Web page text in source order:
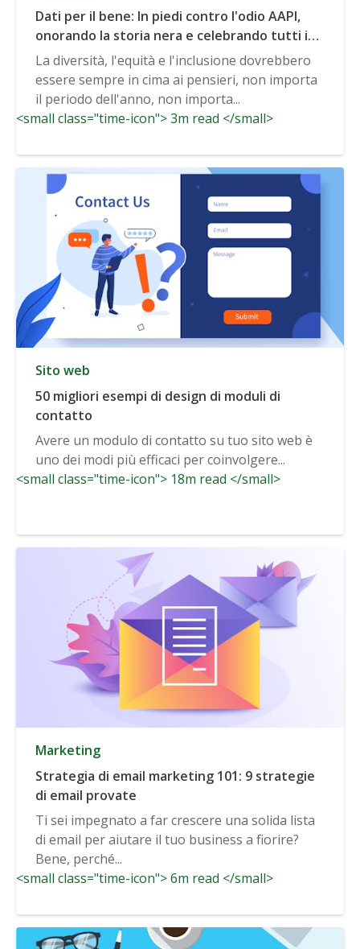
Dati per il bene: In piedi contro l'odio AAPI,
onorando la storia nera e celebrando tutti i
generi
La diversità, l'equità e l'inclusione dovrebbero
essere sempre in cima ai pensieri, non importa
il periodo dell'anno, non importa...
<small class="time-icon"> 3m read </small>
Sito web
50 migliori esempi di design di moduli di
contatto
Avere un modulo di contatto su tuo sito web è
uno dei modi più efficaci per coinvolgere...
<small class="time-icon"> 18m read </small>
Marketing
Strategia di email marketing 101: 9 strategie
di email provate
Ti sei impegnato a far crescere una solida lista
di email per aiutare il tuo business a fiorire?
Bene, perché...
<small class="time-icon"> 6m read </small>